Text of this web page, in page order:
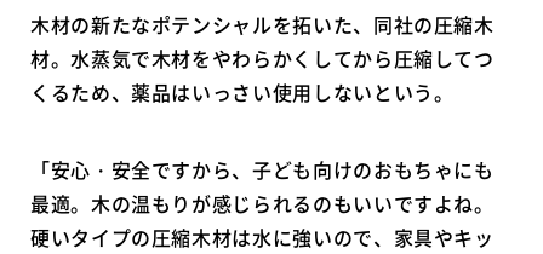
木材の新たなポテンシャルを拓いた、同社の圧縮木
材。水蒸気で木材をやわらかくしてから圧縮してつ
くるため、薬品はいっさい使用しないという。
「安心・安全ですから、子ども向けのおもちゃにも
最適。木の温もりが感じられるのもいいですよね。
硬いタイプの圧縮木材は水に強いので、家具やキッ